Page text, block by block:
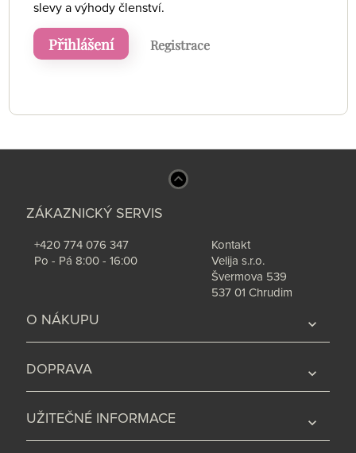
slevy a výhody členství.
Přihlášení Registrace
ZÁKAZNICKÝ SERVIS
+420 774 076 347
Po - Pá 8:00 - 16:00
Kontakt
Velija s.r.o.
Švermova 539
537 01 Chrudim
expand_more
O NÁKUPU
expand_more
DOPRAVA
expand_more
UŽITEČNÉ INFORMACE